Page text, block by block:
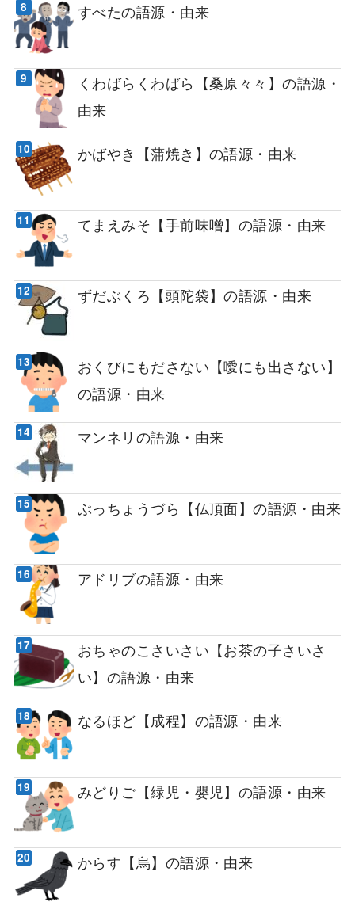
すべたの語源・由来
くわばらくわばら【桑原々々】の語源・
由来
かばやき【蒲焼き】の語源・由来
てまえみそ【手前味噌】の語源・由来
ずだぶくろ【頭陀袋】の語源・由来
おくびにもださない【噯にも出さない】
の語源・由来
マンネリの語源・由来
ぶっちょうづら【仏頂面】の語源・由来
アドリブの語源・由来
おちゃのこさいさい【お茶の子さいさ
い】の語源・由来
なるほど【成程】の語源・由来
みどりご【緑児・嬰児】の語源・由来
からす【烏】の語源・由来